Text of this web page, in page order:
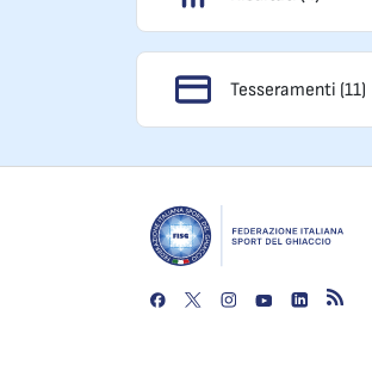
Tesseramenti (11)